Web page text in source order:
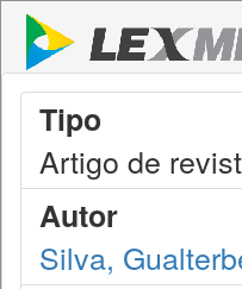
Tipo
Artigo de
Autor
Silva,